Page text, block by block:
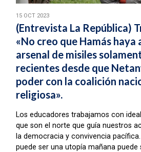
15 OCT 2023
(Entrevista La República)
«No creo que Hamás
arsenal de misiles
recientes desde que
poder con la coalición
religiosa».
Los educadores trabajamos con
que son el norte que guía nuestros
la democracia y convivencia
puede ser una utopía mañana puede